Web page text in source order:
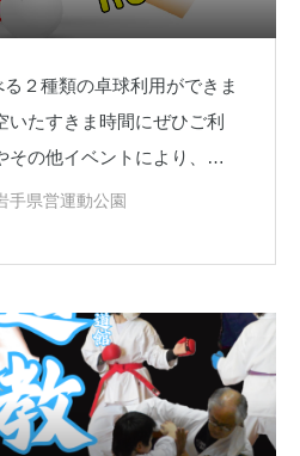
２種類の卓球利用ができま
いたすきま時間にぜひご利
の他イベントにより、急
ともあります。事前にお問
県営運動公園